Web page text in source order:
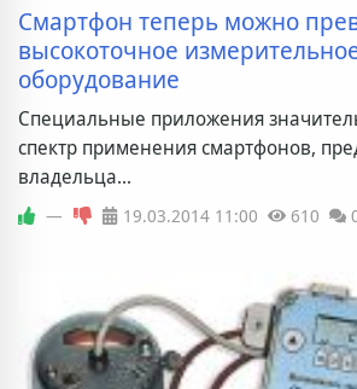
Смартфон теперь можно
высокоточное
оборудование
Специальные приложения
спектр применения смартфонов,
владельца...
— 19.03.2014 11:00 610